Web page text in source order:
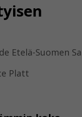
Etelä-Suomen
Platt